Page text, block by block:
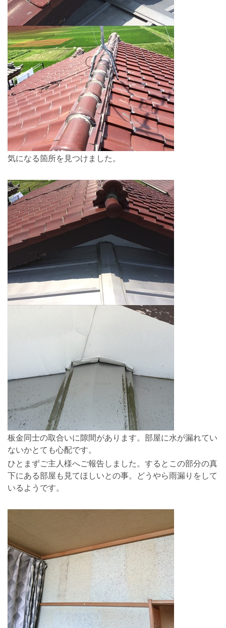
気になる箇所を見つけました。
板金同士の取合いに隙間があります。部屋に水が漏れてい
ないかとても心配です。
ひとまずご主人様へご報告しました。するとこの部分の真
下にある部屋も見てほしいとの事。どうやら雨漏りをして
いるようです。